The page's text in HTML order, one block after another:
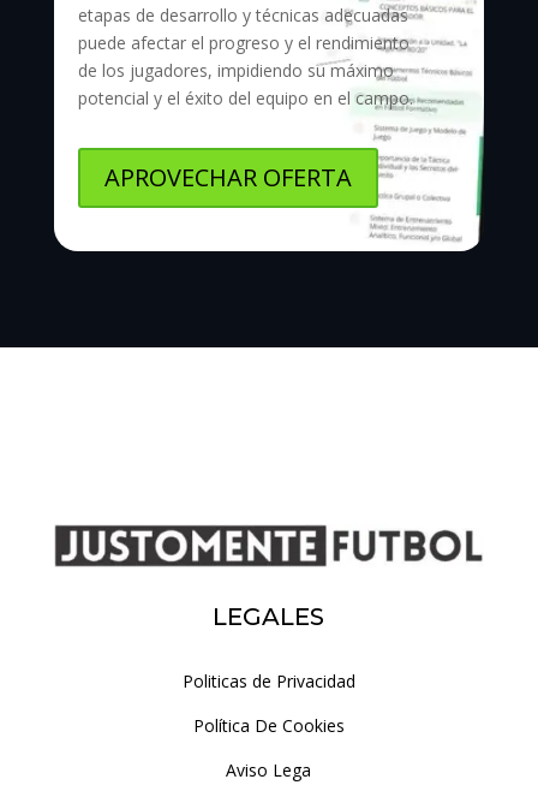
etapas de desarrollo y técnicas adecuadas
puede afectar el progreso y el rendimiento
de los jugadores, impidiendo su máximo
potencial y el éxito del equipo en el campo.
APROVECHAR OFERTA
LEGALES
Politicas de Privacidad
Política De Cookies
Aviso Lega